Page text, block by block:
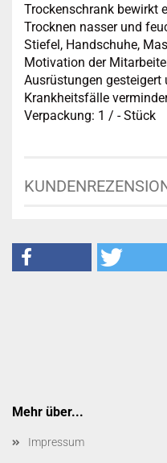
Trockenschrank bewirkt
Trocknen nasser und
Stiefel, Handschuhe,
Motivation der
Ausrüstungen gesteigert
Krankheitsfälle
Verpackung: 1 / - Stück
Mehr über...
Impressum